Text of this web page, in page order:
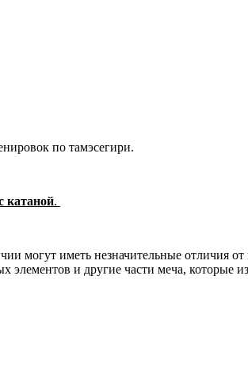
по тамэсегири.
катаной.
могут иметь незначительные отличия от
элементов и другие части меча, которые